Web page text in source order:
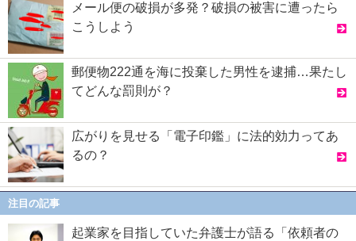
メール便の破損が多発？破損の被害に遭ったら
こうしよう
郵便物222通を海に投棄した男性を逮捕…果たし
てどんな罰則が？
広がりを見せる「電子印鑑」に法的効力ってあ
るの？
注目の記事
起業家を目指していた弁護士が語る「依頼者の